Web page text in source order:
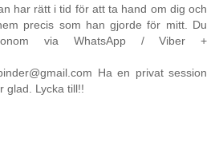
har rätt i tid för att ta hand om dig och
precis som han gjorde för mitt. Du
via WhatsApp / Viber +
Ha en privat session
glad. Lycka till!!